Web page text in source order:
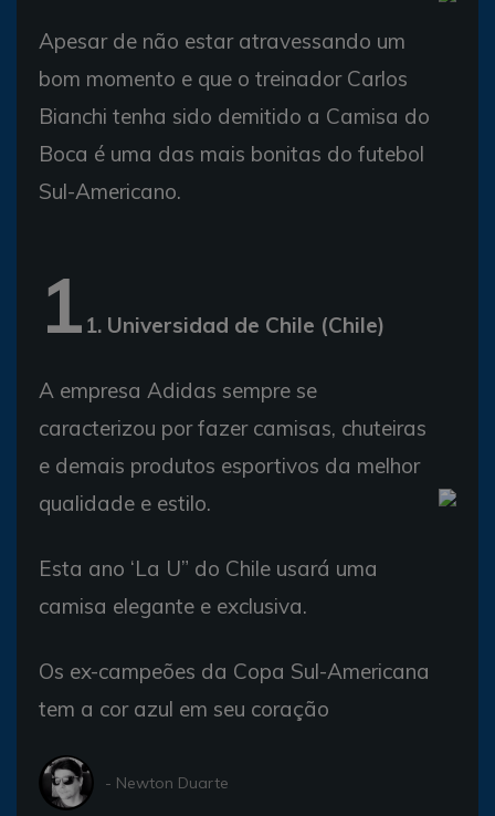
Apesar de não estar atravessando um
bom momento e que o treinador Carlos
Bianchi tenha sido demitido a Camisa do
Boca é uma das mais bonitas do futebol
Sul-Americano.
1 1. Universidad de Chile (Chile)
A empresa Adidas sempre se
caracterizou por fazer camisas, chuteiras
e demais produtos esportivos da melhor
qualidade e estilo.
Esta ano ‘La U” do Chile usará uma
camisa elegante e exclusiva.
Os ex-campeões da Copa Sul-Americana
tem a cor azul em seu coração
- Newton Duarte